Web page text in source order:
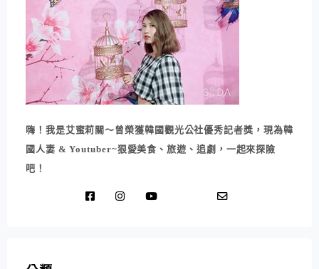
嗨！我是艾蜜莉關～曾榮獲韓國觀光公社優秀記者獎，現為韓
國人妻 & Youtuber~狠愛美食、旅遊、追劇，一起來探險
吧！